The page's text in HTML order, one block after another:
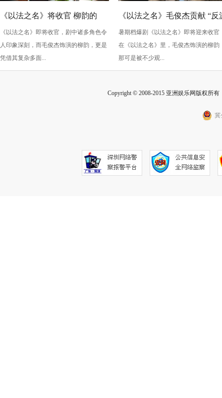
《以法之名》将收官 柳韵的
“蠢” 让毛俊杰重回巅峰
《以法之名》即将收官，剧中诸多角色令
人印象深刻，而毛俊杰饰演的柳韵，更是
凭借其复杂多面...
《以法之名》毛俊杰贡献 “反
级” 演技？柳韵的 “蠢” 是表演
的胜利！
暑期档爆剧《以法之名》即将迎来收官
在《以法之名》里，毛俊杰饰演的柳韵
那可是被不少观...
Copyright © 2008-2015 亚洲娱乐网版权所
冀